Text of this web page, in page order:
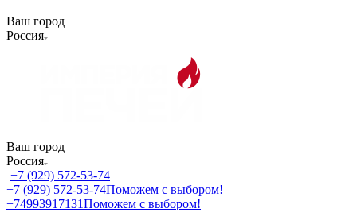
Ваш город
Россия
Ваш город
Россия
+7 (929) 572-53-74
+7 (929) 572-53-74Поможем с выбором!
+74993917131Поможем с выбором!